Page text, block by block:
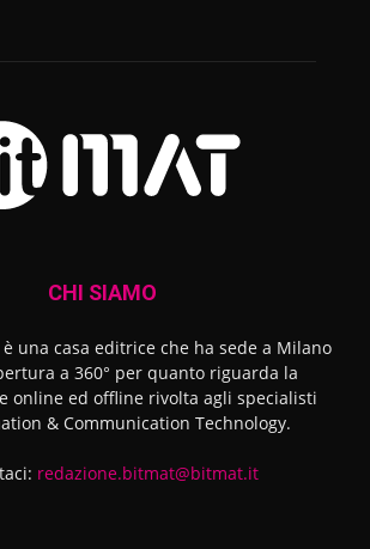
CHI SIAMO
una casa editrice che ha sede a Milano
a 360° per quanto riguarda la
online ed offline rivolta agli specialisti
& Communication Technology.
redazione.bitmat@bitmat.it